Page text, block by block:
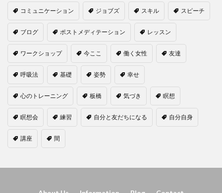
コミュニケーション ジョブズ スキル スピーチ
ブログ ポストメディテーション レッスン
ワークショップ 今ここ 働く女性 友達
呼吸法 基礎 姿勢 幸せ
心のトレーニング 板橋 気づき 瞑想
瞑想会 練習 自分と友だちになる 自分自身
講座 間